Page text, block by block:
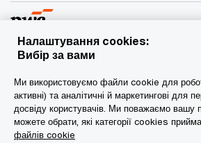
учасник/фірми-учасниці мережі PwC,
міжнародна мережа PwC. Кожна фірма
самостійною юридичною особою.
веб-сторінці www.pwc.com/structure.
Налаштування cookies:
Вибір за вами
Ми використовуємо файли cookie для
активні) та аналітичні й маркетингові для
досвіду користувачів. Ми поважаємо вашу
можете обрати, які категорії cookies
файлів cookie